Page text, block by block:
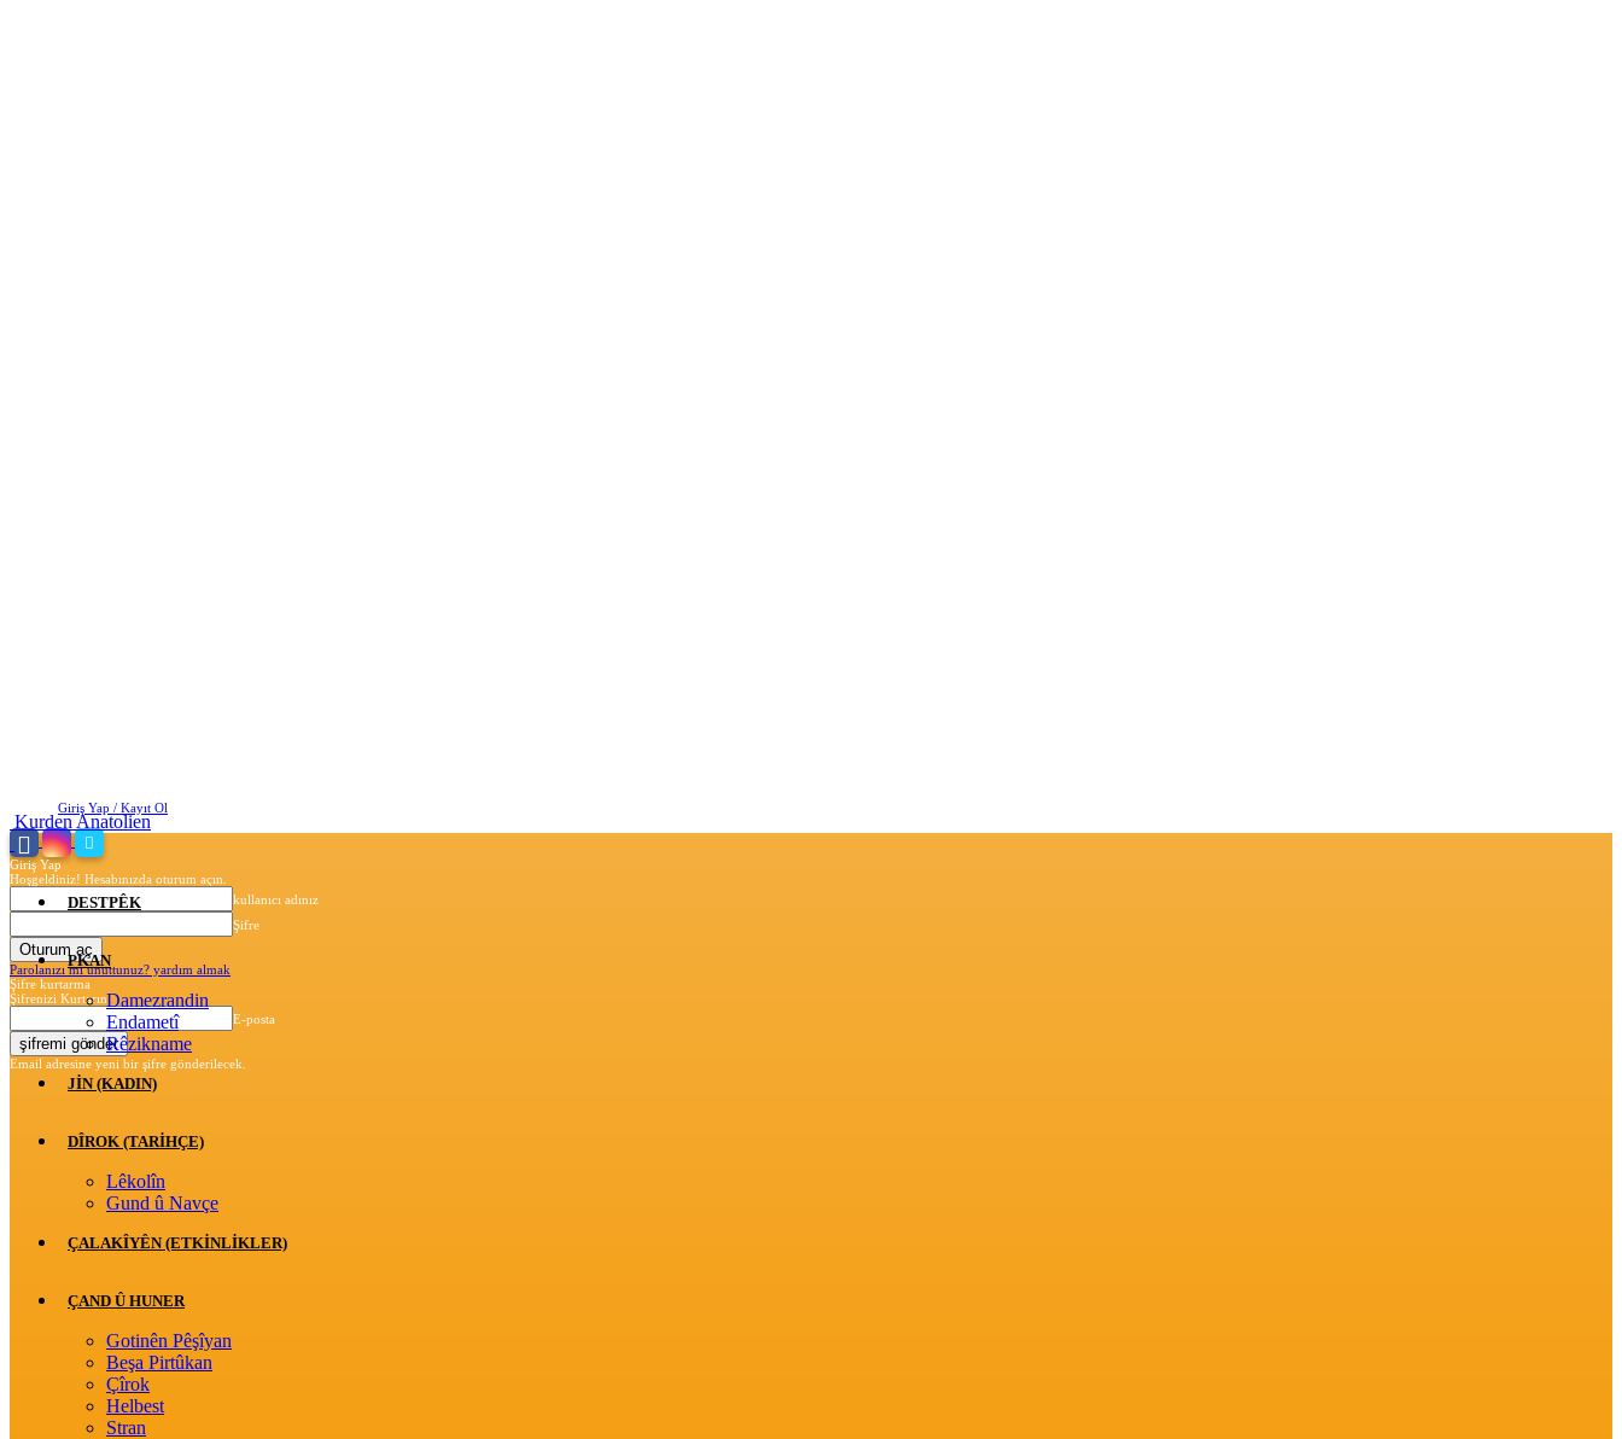
Giriş Yap / Kayıt Ol
Giriş Yap
Hoşgeldiniz! Hesabınızda oturum açın.
kullanıcı adınız
Şifre
Parolanızı mı unuttunuz? yardım almak
Şifre kurtarma
Şifrenizi Kurtarın
E-posta
Email adresine yeni bir şifre gönderilecek.
Kurden Anatolien
DESTPÊK
PKAN
Damezrandin
Endametî
Rêzikname
JİN (KADIN)
DÎROK (TARİHÇE)
Lêkolîn
Gund û Navçe
ÇALAKÎYÊN (ETKINLIKLER)
ÇAND Û HUNER
Gotinên Pêşîyan
Beşa Pirtûkan
Çîrok
Helbest
Stran